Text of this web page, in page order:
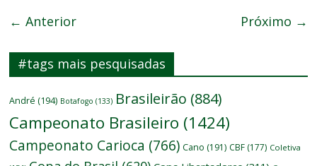
← Anterior Próximo →
#tags mais pesquisadas
André (194) Botafogo (133) Brasileirão (884)
Campeonato Brasileiro (1424)
Campeonato Carioca (766) Cano (191) CBF (177) Coletiva